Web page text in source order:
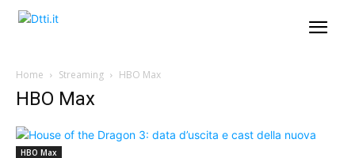
Home Streaming HBO Max
HBO Max
HBO Max